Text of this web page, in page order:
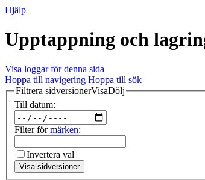
Hjälp
Upptappning och
Visa loggar för denna sida
Hoppa till navigering Hoppa till sök
Filtrera sidversionerVisaDölj
Till datum:
Filter förmärken:
Invertera val
Visa sidversioner